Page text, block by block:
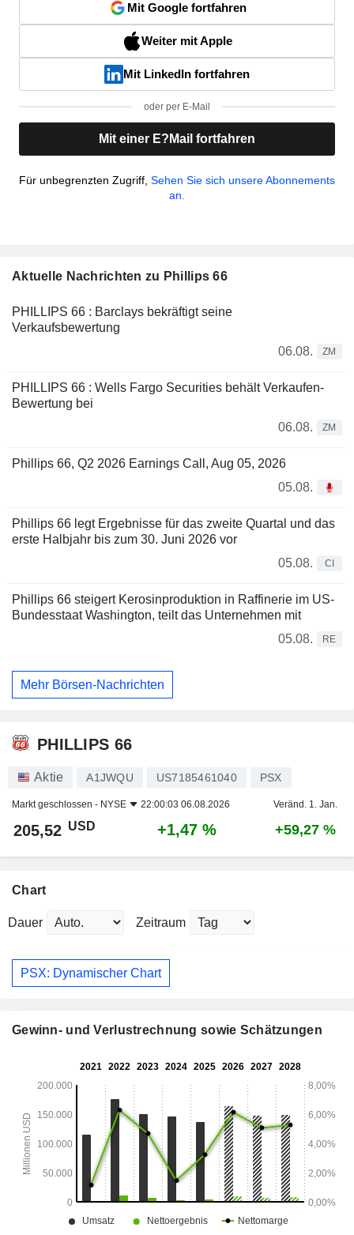
Mit Google fortfahren
Weiter mit Apple
Mit LinkedIn fortfahren
oder per E-Mail
Mit einer E?Mail fortfahren
Für unbegrenzten Zugriff, Sehen Sie sich unsere Abonnements
an.
Aktuelle Nachrichten zu Phillips 66
PHILLIPS 66 : Barclays bekräftigt seine
Verkaufsbewertung
06.08.
ZM
PHILLIPS 66 : Wells Fargo Securities behält Verkaufen-
Bewertung bei
06.08.
ZM
Phillips 66, Q2 2026 Earnings Call, Aug 05, 2026
05.08.
Phillips 66 legt Ergebnisse für das zweite Quartal und das
erste Halbjahr bis zum 30. Juni 2026 vor
05.08.
CI
Phillips 66 steigert Kerosinproduktion in Raffinerie im US-
Bundesstaat Washington, teilt das Unternehmen mit
05.08.
RE
Mehr Börsen-Nachrichten
PHILLIPS 66
Aktie A1JWQU US7185461040 PSX
Markt geschlossen - NYSE 22:00:03 06.08.2026 Veränd. 1. Jan.
205,52 USD +1,47 % +59,27 %
Chart
Dauer Zeitraum
PSX: Dynamischer Chart
Gewinn- und Verlustrechnung sowie Schätzungen